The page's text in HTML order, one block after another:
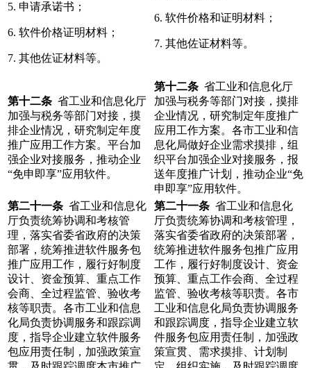
5. 申请承诺书；
6. 软件价格证明材料；
7. 其他佐证材料等。
6. 软件价格和证明材料；
7. 其他佐证材料等。
第十二条 省工业和信息化厅
加强与税务等部门对接，摸
排企业情况，研究制定年度
推广应用工作方案。平台加
强企业对接服务，推动企业
“免申即享”应用软件。
第十二条 省工业和信息化厅
加强与税务等部门对接，摸排
企业情况，研究制定年度推广
应用工作方案。各市工业和信
息化局做好企业需求摸排，组
织平台加强企业对接服务，报
送年度推广计划，推动企业“免
申即享”应用软件。
第二十一条 省工业和信息化
厅负责统筹协调和考核管
理，落实省委省政府的决策
部署，统筹推进软件服务包
推广应用工作，履行好制度
设计、资金预算、重点工作
会商、全过程监管、验收考
核等职责。各市工业和信息
化局负责协调服务和跟踪调
度，指导企业建立软件服务
包应用责任制，加强政策宣
第二十一条 省工业和信息化
厅负责统筹协调和考核管理，
落实省委省政府的决策部署，
统筹推进软件服务包推广应用
工作，履行好制度设计、资金
预算、重点工作会商、全过程
监管、验收考核等职责。各市
工业和信息化局负责协调服务
和跟踪调度，指导企业建立软
件服务包应用责任制，加强政
策宣贯、需求摸排、计划制